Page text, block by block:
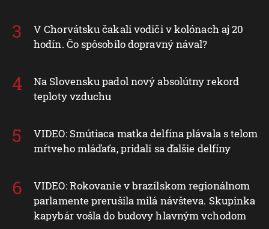
V Chorvátsku čakali vodiči v kolónach aj 20
hodín. Čo spôsobilo dopravný nával?
Na Slovensku padol nový absolútny rekord
teploty vzduchu
VIDEO: Smútiaca matka delfína plávala s telom
mŕtveho mláďaťa, pridali sa ďalšie delfíny
VIDEO: Rokovanie v brazílskom regionálnom
parlamente prerušila milá návšteva. Skupinka
kapybár vošla do budovy hlavným vchodom